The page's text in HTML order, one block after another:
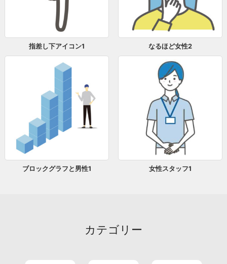
指差し下アイコン1 なるほど女性2
ブロックグラフと男性1 女性スタッフ1
カテゴリー